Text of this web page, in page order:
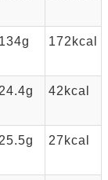
134g 172kcal
24.4g 42kcal
25.5g 27kcal